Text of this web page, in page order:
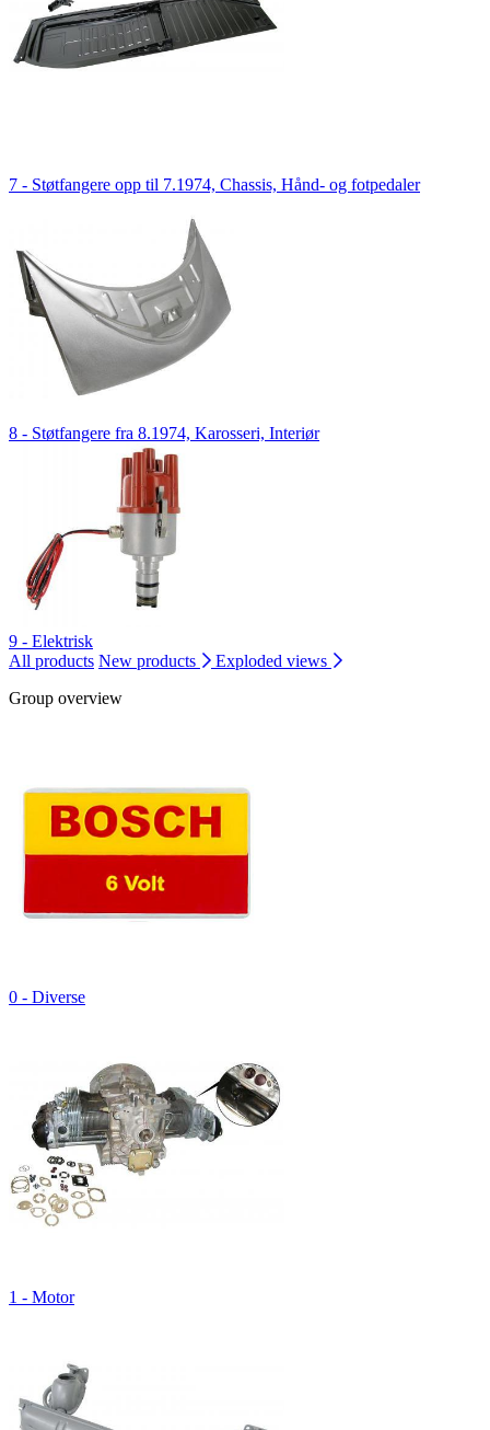
7 - Støtfangere opp til 7.1974, Chassis, Hånd- og fotpedaler
8 - Støtfangere fra 8.1974, Karosseri, Interiør
9 - Elektrisk
All products New products
Exploded views
Group overview
0 - Diverse
1 - Motor